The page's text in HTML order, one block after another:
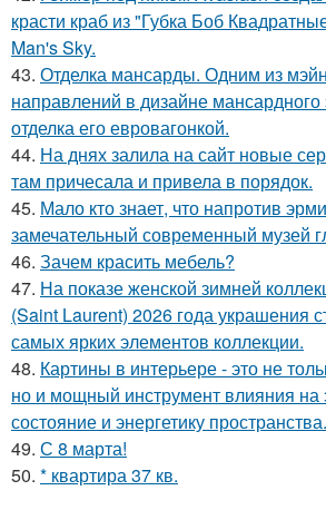
красти краб из "Губка Боб
Man's Sky.
43. Отделка мансарды. Одним из
направлений в дизайне мансардного
отделка его евровагонкой.
44. На днях залила на сайт новые
там причесала и привела в порядок.
45. Мало кто знает, что напротив
замечательный современный музей
46. Зачем красить мебель?
47. На показе женской зимней
(Saint Laurent) 2026 года украшения
самых ярких элементов коллекции.
48. Картины в интерьере - это не
но и мощный инструмент влияния на
состояние и энергетику пространства.
49. С 8 марта!
50. * квартира 37 кв.